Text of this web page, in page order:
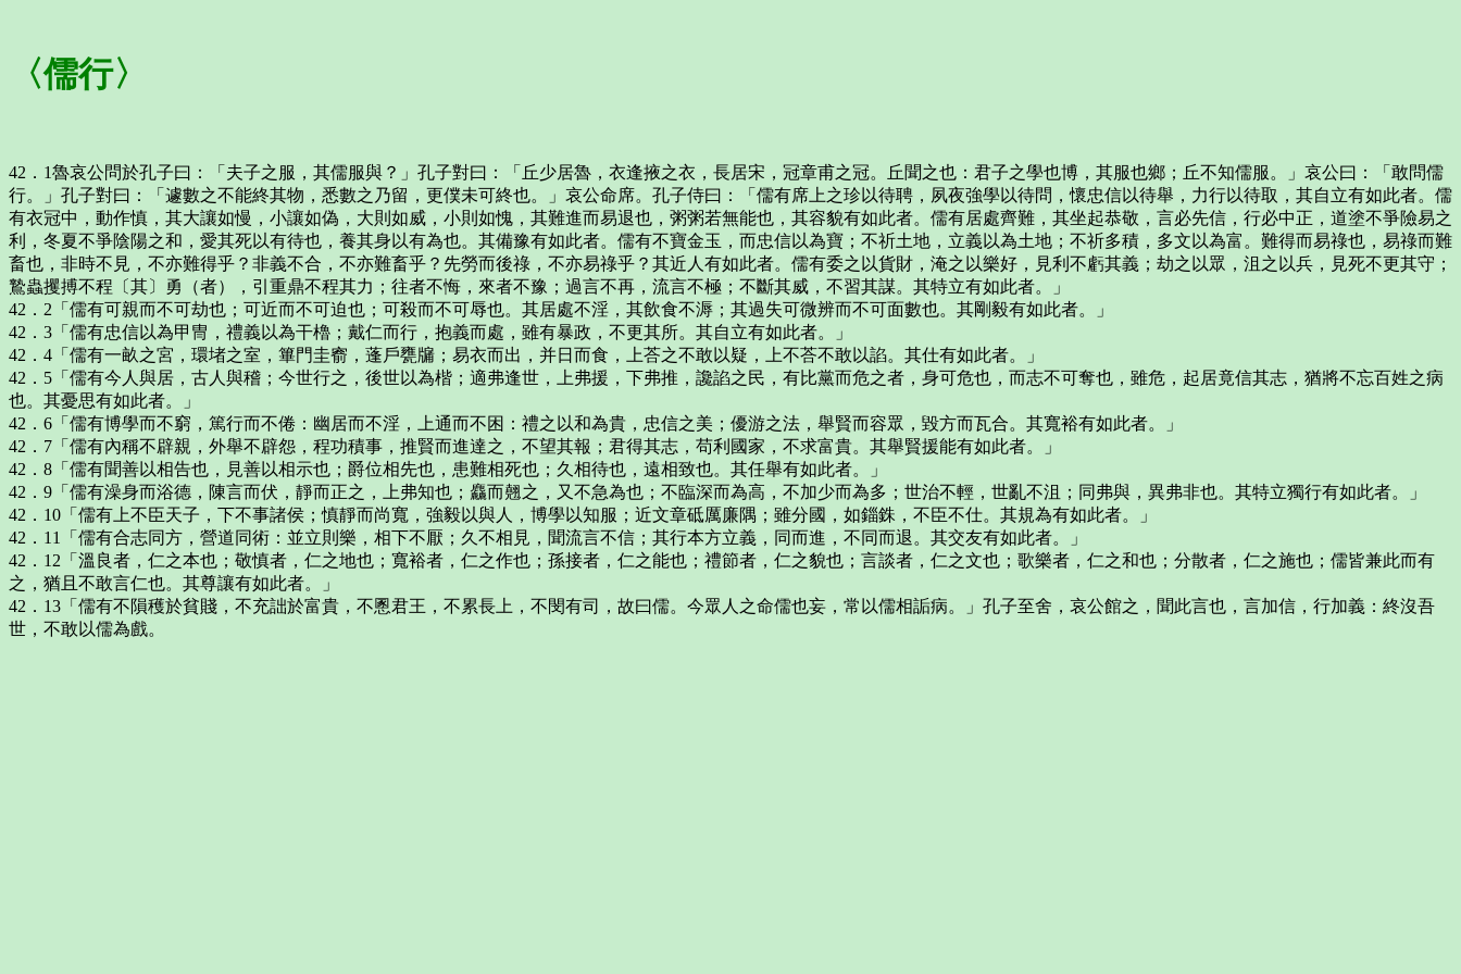
〈儒行〉
42．1魯哀公問於孔子曰：「夫子之服，其儒服與？」孔子對曰：「丘少居魯，衣逢掖之衣，長居宋，冠章甫之冠。丘聞之也：君子之學也博，其服也鄉；丘不知儒服。」哀公曰：「敢問儒
行。」孔子對曰：「遽數之不能終其物，悉數之乃留，更僕未可終也。」哀公命席。孔子侍曰：「儒有席上之珍以待聘，夙夜強學以待問，懷忠信以待舉，力行以待取，其自立有如此者。儒
有衣冠中，動作慎，其大讓如慢，小讓如偽，大則如威，小則如愧，其難進而易退也，粥粥若無能也，其容貌有如此者。儒有居處齊難，其坐起恭敬，言必先信，行必中正，道塗不爭險易之
利，冬夏不爭陰陽之和，愛其死以有待也，養其身以有為也。其備豫有如此者。儒有不寶金玉，而忠信以為寶；不祈土地，立義以為土地；不祈多積，多文以為富。難得而易祿也，易祿而難
畜也，非時不見，不亦難得乎？非義不合，不亦難畜乎？先勞而後祿，不亦易祿乎？其近人有如此者。儒有委之以貨財，淹之以樂好，見利不虧其義；劫之以眾，沮之以兵，見死不更其守；
鷙蟲攫搏不程〔其〕勇（者），引重鼎不程其力；往者不悔，來者不豫；過言不再，流言不極；不斷其威，不習其謀。其特立有如此者。」
42．2「儒有可親而不可劫也；可近而不可迫也；可殺而不可辱也。其居處不淫，其飲食不溽；其過失可微辨而不可面數也。其剛毅有如此者。」
42．3「儒有忠信以為甲冑，禮義以為干櫓；戴仁而行，抱義而處，雖有暴政，不更其所。其自立有如此者。」
42．4「儒有一畝之宮，環堵之室，篳門圭窬，蓬戶甕牖；易衣而出，并日而食，上荅之不敢以疑，上不荅不敢以諂。其仕有如此者。」
42．5「儒有今人與居，古人與稽；今世行之，後世以為楷；適弗逢世，上弗援，下弗推，讒諂之民，有比黨而危之者，身可危也，而志不可奪也，雖危，起居竟信其志，猶將不忘百姓之病
也。其憂思有如此者。」
42．6「儒有博學而不窮，篤行而不倦：幽居而不淫，上通而不困：禮之以和為貴，忠信之美；優游之法，舉賢而容眾，毀方而瓦合。其寬裕有如此者。」
42．7「儒有內稱不辟親，外舉不辟怨，程功積事，推賢而進達之，不望其報；君得其志，苟利國家，不求富貴。其舉賢援能有如此者。」
42．8「儒有聞善以相告也，見善以相示也；爵位相先也，患難相死也；久相待也，遠相致也。其任舉有如此者。」
42．9「儒有澡身而浴德，陳言而伏，靜而正之，上弗知也；麤而翹之，又不急為也；不臨深而為高，不加少而為多；世治不輕，世亂不沮；同弗與，異弗非也。其特立獨行有如此者。」
42．10「儒有上不臣天子，下不事諸侯；慎靜而尚寬，強毅以與人，博學以知服；近文章砥厲廉隅；雖分國，如錙銖，不臣不仕。其規為有如此者。」
42．11「儒有合志同方，營道同術：並立則樂，相下不厭；久不相見，聞流言不信；其行本方立義，同而進，不同而退。其交友有如此者。」
42．12「溫良者，仁之本也；敬慎者，仁之地也；寬裕者，仁之作也；孫接者，仁之能也；禮節者，仁之貌也；言談者，仁之文也；歌樂者，仁之和也；分散者，仁之施也；儒皆兼此而有
之，猶且不敢言仁也。其尊讓有如此者。」
42．13「儒有不隕穫於貧賤，不充詘於富貴，不慁君王，不累長上，不閔有司，故曰儒。今眾人之命儒也妄，常以儒相詬病。」孔子至舍，哀公館之，聞此言也，言加信，行加義：終沒吾
世，不敢以儒為戲。